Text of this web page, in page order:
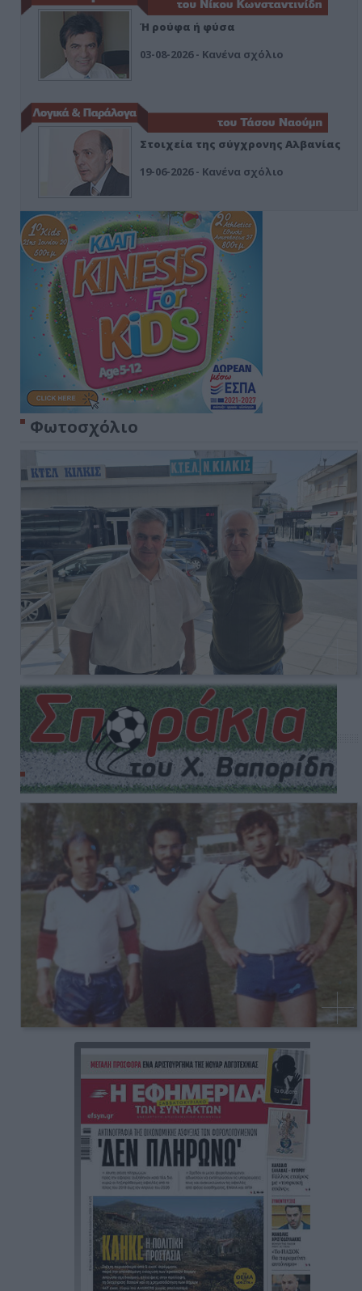
Ή ρούφα ή φύσα
03-08-2026 - Κανένα σχόλιο
Στοιχεία της σύγχρονης Αλβανίας
19-06-2026 - Κανένα σχόλιο
Φωτοσχόλιο